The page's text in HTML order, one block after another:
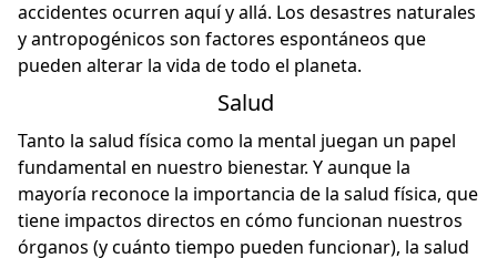
accidentes ocurren aquí y allá. Los desastres naturales
y antropogénicos son factores espontáneos que
pueden alterar la vida de todo el planeta.
Salud
Tanto la salud física como la mental juegan un papel
fundamental en nuestro bienestar. Y aunque la
mayoría reconoce la importancia de la salud física, que
tiene impactos directos en cómo funcionan nuestros
órganos (y cuánto tiempo pueden funcionar), la salud